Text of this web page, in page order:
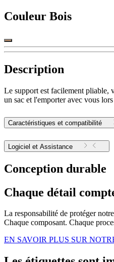
Couleur Bois
Description
Le support est facilement pliable,
un sac et l'emporter avec vous
Caractéristiques et compatibilité
Logiciel et Assistance
Conception durable
Chaque détail
La responsabilité de protéger
Chaque composant. Chaque
EN SAVOIR PLUS SUR